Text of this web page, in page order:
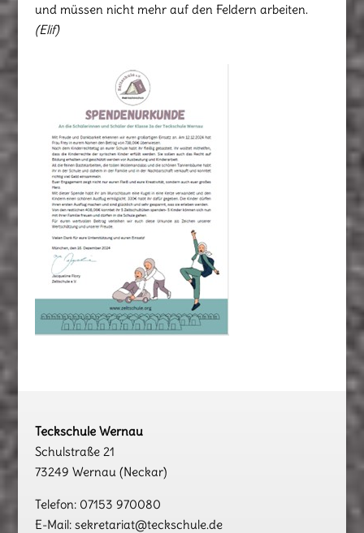
und müssen nicht mehr auf den Feldern arbeiten.
(Elif)
Teckschule Wernau
Schulstraße 21
73249 Wernau (Neckar)
Telefon: 07153 970080
E-Mail: sekretariat@teckschule.de